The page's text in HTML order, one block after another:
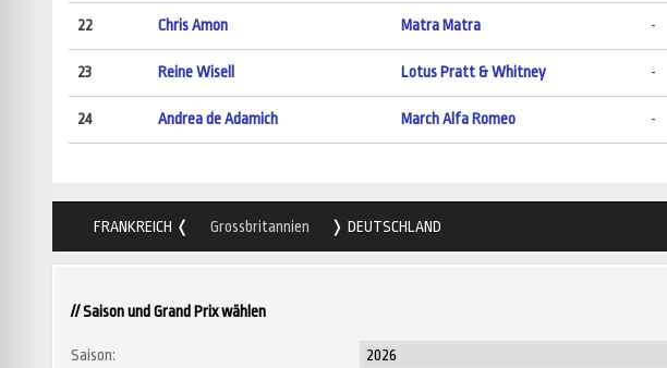
22 Chris Amon Matra Matra -
23 Reine Wisell Lotus Pratt & Whitney -
24 Andrea de Adamich March Alfa Romeo -
FRANKREICH Grossbritannien DEUTSCHLAND
// Saison und Grand Prix wählen
Saison: